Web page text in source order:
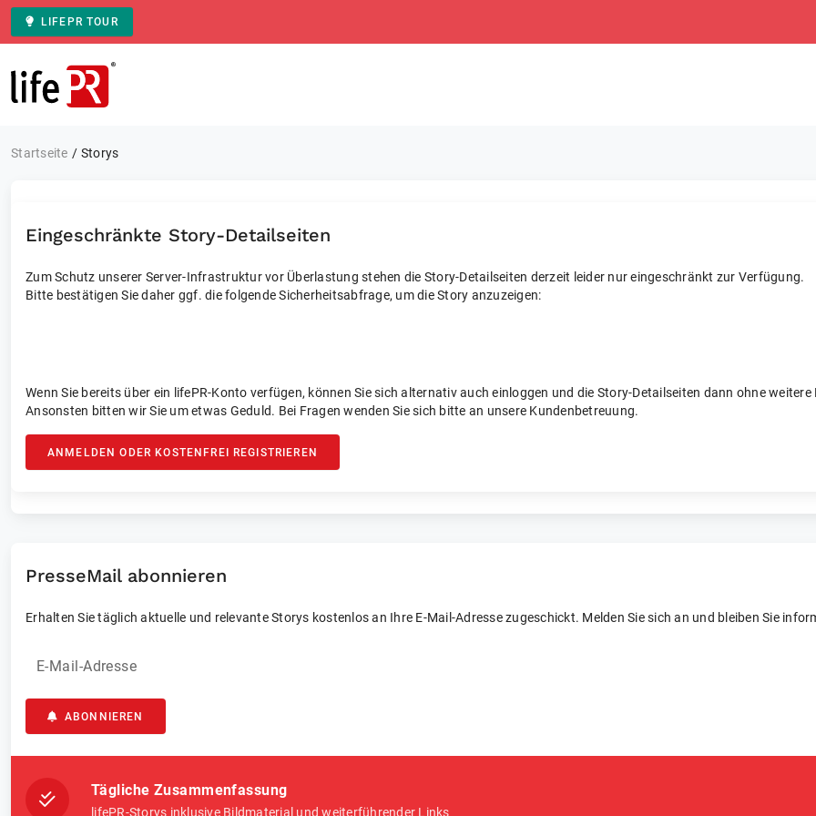
LIFEPR TOUR
Zur Startseite
Startseite Storys
Eingeschränkte Story-Detailseiten
Zum Schutz unserer Server-Infrastruktur vor Überlastung stehen die Story-Detailseiten derzeit leider nur eingeschränkt zur Verfügung.
Bitte bestätigen Sie daher ggf. die folgende Sicherheitsabfrage, um die Story anzuzeigen:
Wenn Sie bereits über ein lifePR-Konto verfügen, können Sie sich alternativ auch einloggen und die Story-Detailseiten dann ohne
Ansonsten bitten wir Sie um etwas Geduld. Bei Fragen wenden Sie sich bitte an unsere Kundenbetreuung.
ANMELDEN ODER KOSTENFREI REGISTRIEREN
PresseMail abonnieren
Erhalten Sie täglich aktuelle und relevante Storys kostenlos an Ihre E-Mail-Adresse zugeschickt. Melden Sie sich an und bleiben Sie
E-Mail-Adresse
ABONNIEREN
Tägliche Zusammenfassung
lifePR-Storys inklusive Bildmaterial und weiterführender Links